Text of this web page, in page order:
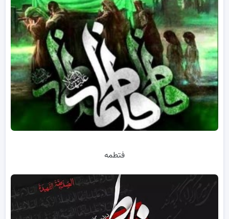
فتطمه